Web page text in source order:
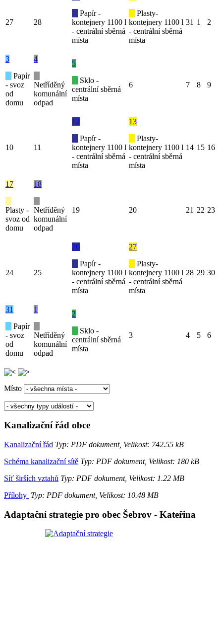
27 28
Papír -
kontejnery 1100 l
- centrální sběrná
místa
Plasty-
kontejnery 1100 l
- centrální sběrná
místa
31 1 2
3
Papír
- svoz
od
domu
4
Netříděný
komunální
odpad
5
Sklo -
centrální sběrná
místa
6 7 8 9
10 11
12
Papír -
kontejnery 1100 l
- centrální sběrná
místa
13
Plasty-
kontejnery 1100 l
- centrální sběrná
místa
14 15 16
17
Plasty -
svoz od
domu
18
Netříděný
komunální
odpad
19 20 21 22 23
24 25
26
Papír -
kontejnery 1100 l
- centrální sběrná
místa
27
Plasty-
kontejnery 1100 l
- centrální sběrná
místa
28 29 30
31
Papír
- svoz
od
domu
1
Netříděný
komunální
odpad
2
Sklo -
centrální sběrná
místa
3 4 5 6
Místo
Kanalizační řád obce
Kanalizační řád Typ: PDF dokument, Velikost: 742.55 kB
Schéma kanalizační sítě Typ: PDF dokument, Velikost: 180 kB
Síť širších vztahů Typ: PDF dokument, Velikost: 1.22 MB
Přílohy Typ: PDF dokument, Velikost: 10.48 MB
Adaptační strategie pro obec Šebrov - Kateřina